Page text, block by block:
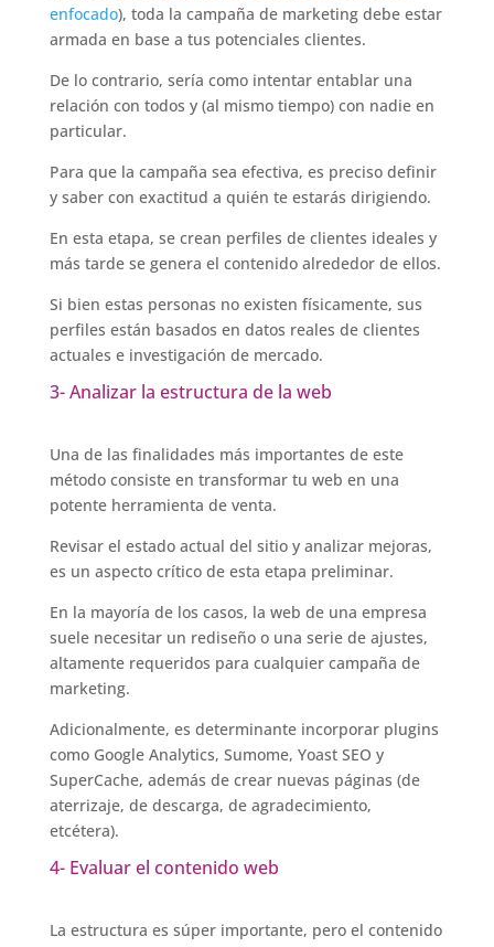
enfocado), toda la campaña de marketing debe estar
armada en base a tus potenciales clientes.
De lo contrario, sería como intentar entablar una
relación con todos y (al mismo tiempo) con nadie en
particular.
Para que la campaña sea efectiva, es preciso definir
y saber con exactitud a quién te estarás dirigiendo.
En esta etapa, se crean perfiles de clientes ideales y
más tarde se genera el contenido alrededor de ellos.
Si bien estas personas no existen físicamente, sus
perfiles están basados en datos reales de clientes
actuales e investigación de mercado.
3- Analizar la estructura de la web
Una de las finalidades más importantes de este
método consiste en transformar tu web en una
potente herramienta de venta.
Revisar el estado actual del sitio y analizar mejoras,
es un aspecto crítico de esta etapa preliminar.
En la mayoría de los casos, la web de una empresa
suele necesitar un rediseño o una serie de ajustes,
altamente requeridos para cualquier campaña de
marketing.
Adicionalmente, es determinante incorporar plugins
como Google Analytics, Sumome, Yoast SEO y
SuperCache, además de crear nuevas páginas (de
aterrizaje, de descarga, de agradecimiento,
etcétera).
4- Evaluar el contenido web
La estructura es súper importante, pero el contenido